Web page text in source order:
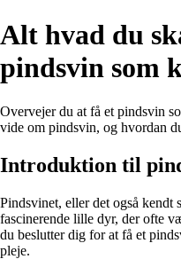
Alt hvad du
pindsvin som
Overvejer du at få et pindsvin
vide om pindsvin, og hvordan
Introduktion til
Pindsvinet, eller det også kendt
fascinerende lille dyr, der ofte
du beslutter dig for at få et
pleje.